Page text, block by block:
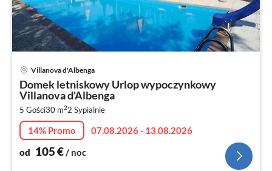
Villanova d'Albenga
Domek letniskowy Urlop wypoczynkowy
Villanova d'Albenga
5 Gości30 m22 Sypialnie
14% Promo
07.08.2026 - 13.08.2026
od 105€/ noc